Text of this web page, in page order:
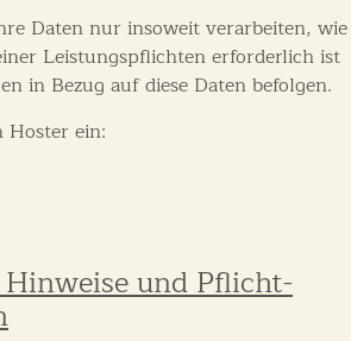
Daten nur insoweit verarbeiten, wie
Leistungspflichten erforderlich ist
in Bezug auf diese Daten befolgen.
Hoster ein:
Hinweise und Pflicht­